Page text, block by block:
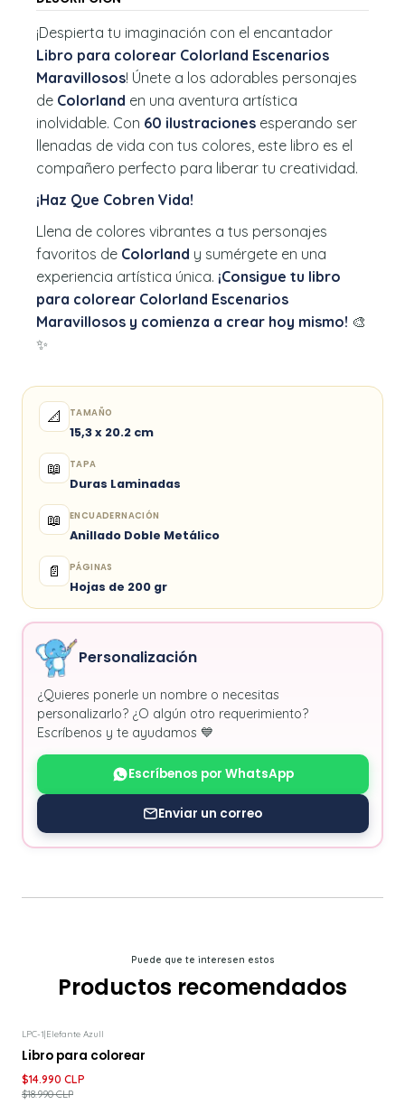
¡Despierta tu imaginación con el encantador
Libro para colorear Colorland Escenarios
Maravillosos! Únete a los adorables personajes
de Colorland en una aventura artística
inolvidable. Con 60 ilustraciones esperando ser
llenadas de vida con tus colores, este libro es el
compañero perfecto para liberar tu creatividad.
¡Haz Que Cobren Vida!
Llena de colores vibrantes a tus personajes
favoritos de Colorland y sumérgete en una
experiencia artística única. ¡Consigue tu libro
para colorear Colorland Escenarios
Maravillosos y comienza a crear hoy mismo! 🎨
✨
📐 TAMAÑO
15,3 x 20.2 cm
📖 TAPA
Duras Laminadas
📖 ENCUADERNACIÓN
Anillado Doble Metálico
📄 PÁGINAS
Hojas de 200 gr
Personalización
¿Quieres ponerle un nombre o necesitas
personalizarlo? ¿O algún otro requerimiento?
Escríbenos y te ayudamos 💙
Escríbenos por WhatsApp
Enviar un correo
Puede que te interesen estos
Productos recomendados
DESCUENTO
LPC-1|Elefante Azull
Libro para colorear
$14.990 CLP
$18.990 CLP